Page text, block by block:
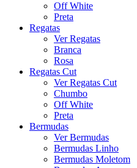
Off White
Preta
Regatas
Ver Regatas
Branca
Rosa
Regatas Cut
Ver Regatas Cut
Chumbo
Off White
Preta
Bermudas
Ver Bermudas
Bermudas Linho
Bermudas Moletom